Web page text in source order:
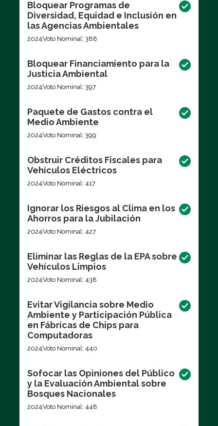
Bloquear Programas de
Diversidad, Equidad e Inclusión en
las Agencias Ambientales
2024Voto Nominal: 388
Bloquear Financiamiento para la
Justicia Ambiental
2024Voto Nominal: 397
Paquete de Gastos contra el
Medio Ambiente
2024Voto Nominal: 399
Obstruir Créditos Fiscales para
Vehículos Eléctricos
2024Voto Nominal: 417
Ignorar los Riesgos al Clima en los
Ahorros para la Jubilación
2024Voto Nominal: 427
Eliminar las Reglas de la EPA sobre
Vehículos Limpios
2024Voto Nominal: 438
Evitar Vigilancia sobre Medio
Ambiente y Participación Pública
en Fábricas de Chips para
Computadoras
2024Voto Nominal: 440
Sofocar las Opiniones del Público
y la Evaluación Ambiental sobre
Bosques Nacionales
2024Voto Nominal: 448